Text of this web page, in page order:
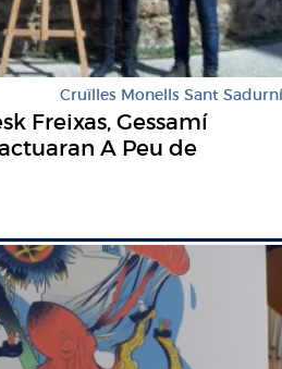
Cruïlles Monells Sant Sadurní
Freixas, Gessamí
A Peu de